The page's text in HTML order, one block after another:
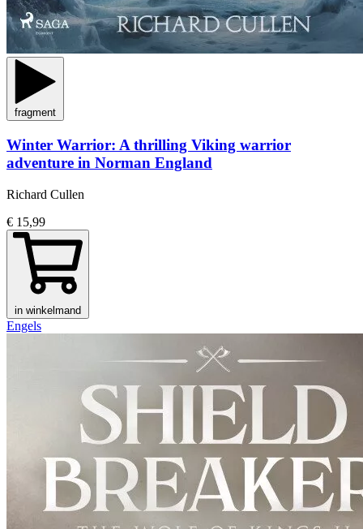
fragment
Winter Warrior: A thrilling Viking warrior
adventure in Norman England
Richard Cullen
€ 15,99
in winkelmand
Engels